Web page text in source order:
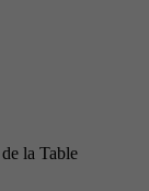
la Table